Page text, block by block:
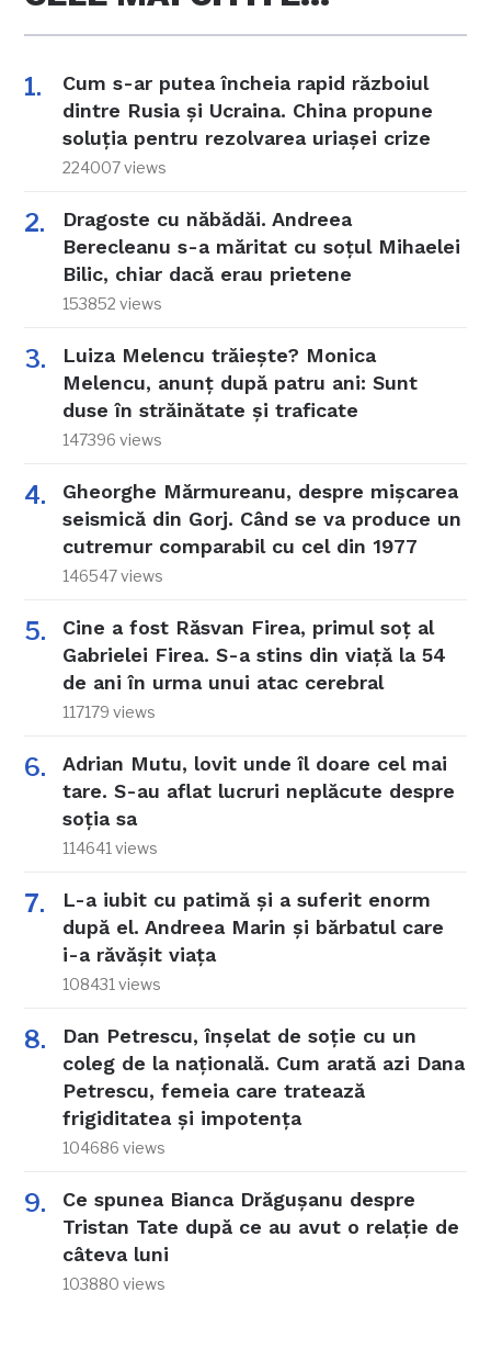
Cum s-ar putea încheia rapid războiul
dintre Rusia și Ucraina. China propune
soluția pentru rezolvarea uriașei crize
224007 views
Dragoste cu năbădăi. Andreea
Berecleanu s-a măritat cu soțul Mihaelei
Bilic, chiar dacă erau prietene
153852 views
Luiza Melencu trăiește? Monica
Melencu, anunț după patru ani: Sunt
duse în străinătate și traficate
147396 views
Gheorghe Mărmureanu, despre mișcarea
seismică din Gorj. Când se va produce un
cutremur comparabil cu cel din 1977
146547 views
Cine a fost Răsvan Firea, primul soț al
Gabrielei Firea. S-a stins din viață la 54
de ani în urma unui atac cerebral
117179 views
Adrian Mutu, lovit unde îl doare cel mai
tare. S-au aflat lucruri neplăcute despre
soția sa
114641 views
L-a iubit cu patimă și a suferit enorm
după el. Andreea Marin și bărbatul care
i-a răvășit viața
108431 views
Dan Petrescu, înșelat de soție cu un
coleg de la națională. Cum arată azi Dana
Petrescu, femeia care tratează
frigiditatea și impotența
104686 views
Ce spunea Bianca Drăgușanu despre
Tristan Tate după ce au avut o relație de
câteva luni
103880 views